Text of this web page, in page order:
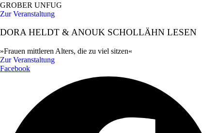
GROBER UNFUG
Zur Veranstaltung
DORA HELDT & ANOUK SCHOLLÄHN LESEN
»Frauen mittleren Alters, die zu viel sitzen«
Zur Veranstaltung
Facebook